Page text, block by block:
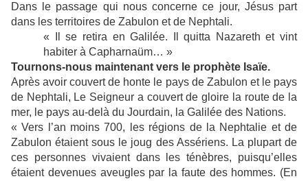
Dans le passage qui nous concerne ce jour, Jésus part
dans les territoires de Zabulon et de Nephtali.
« Il se retira en Galilée. Il quitta Nazareth et vint
habiter à Capharnaüm… »
Tournons-nous maintenant vers le prophète Isaïe.
Après avoir couvert de honte le pays de Zabulon et le pays
de Nephtali, Le Seigneur a couvert de gloire la route de la
mer, le pays au-delà du Jourdain, la Galilée des Nations.
« Vers l’an moins 700, les régions de la Nephtalie et de
Zabulon étaient sous le joug des Assériens. La plupart de
ces personnes vivaient dans les ténèbres, puisqu’elles
étaient devenues aveugles par la faute des hommes. (En